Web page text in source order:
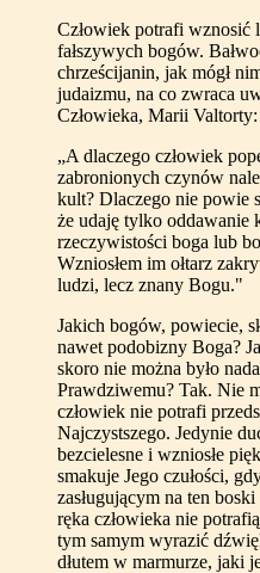
Człowiek potrafi wznosić
fałszywych bogów.
chrześcijanin, jak mógł
judaizmu, na co zwraca
Człowieka, Marii Valtorty:
„A dlaczego człowiek
zabronionych czynów
kult? Dlaczego nie powie
że udaję tylko oddawanie
rzeczywistości boga lub
Wzniosłem im ołtarz
ludzi, lecz znany Bogu."
Jakich bogów, powiecie,
nawet podobizny Boga?
skoro nie można było
Prawdziwemu? Tak. Nie
człowiek nie potrafi
Najczystszego. Jedynie
bezcielesne i wzniosłe
smakuje Jego czułości,
zasługującym na ten
ręka człowieka nie
tym samym wyrazić
dłutem w marmurze, jaki